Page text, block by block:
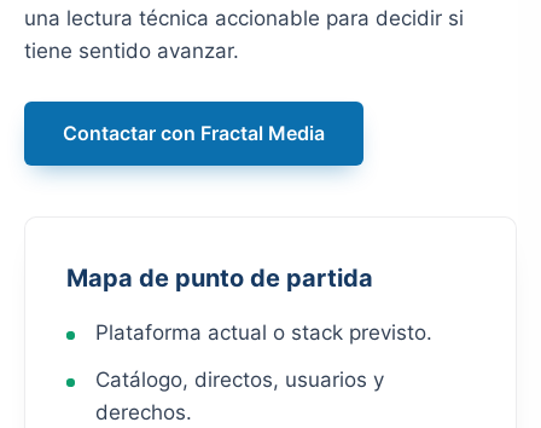
una lectura técnica accionable para decidir si
tiene sentido avanzar.
Contactar con Fractal Media
Mapa de punto de partida
Plataforma actual o stack previsto.
Catálogo, directos, usuarios y
derechos.